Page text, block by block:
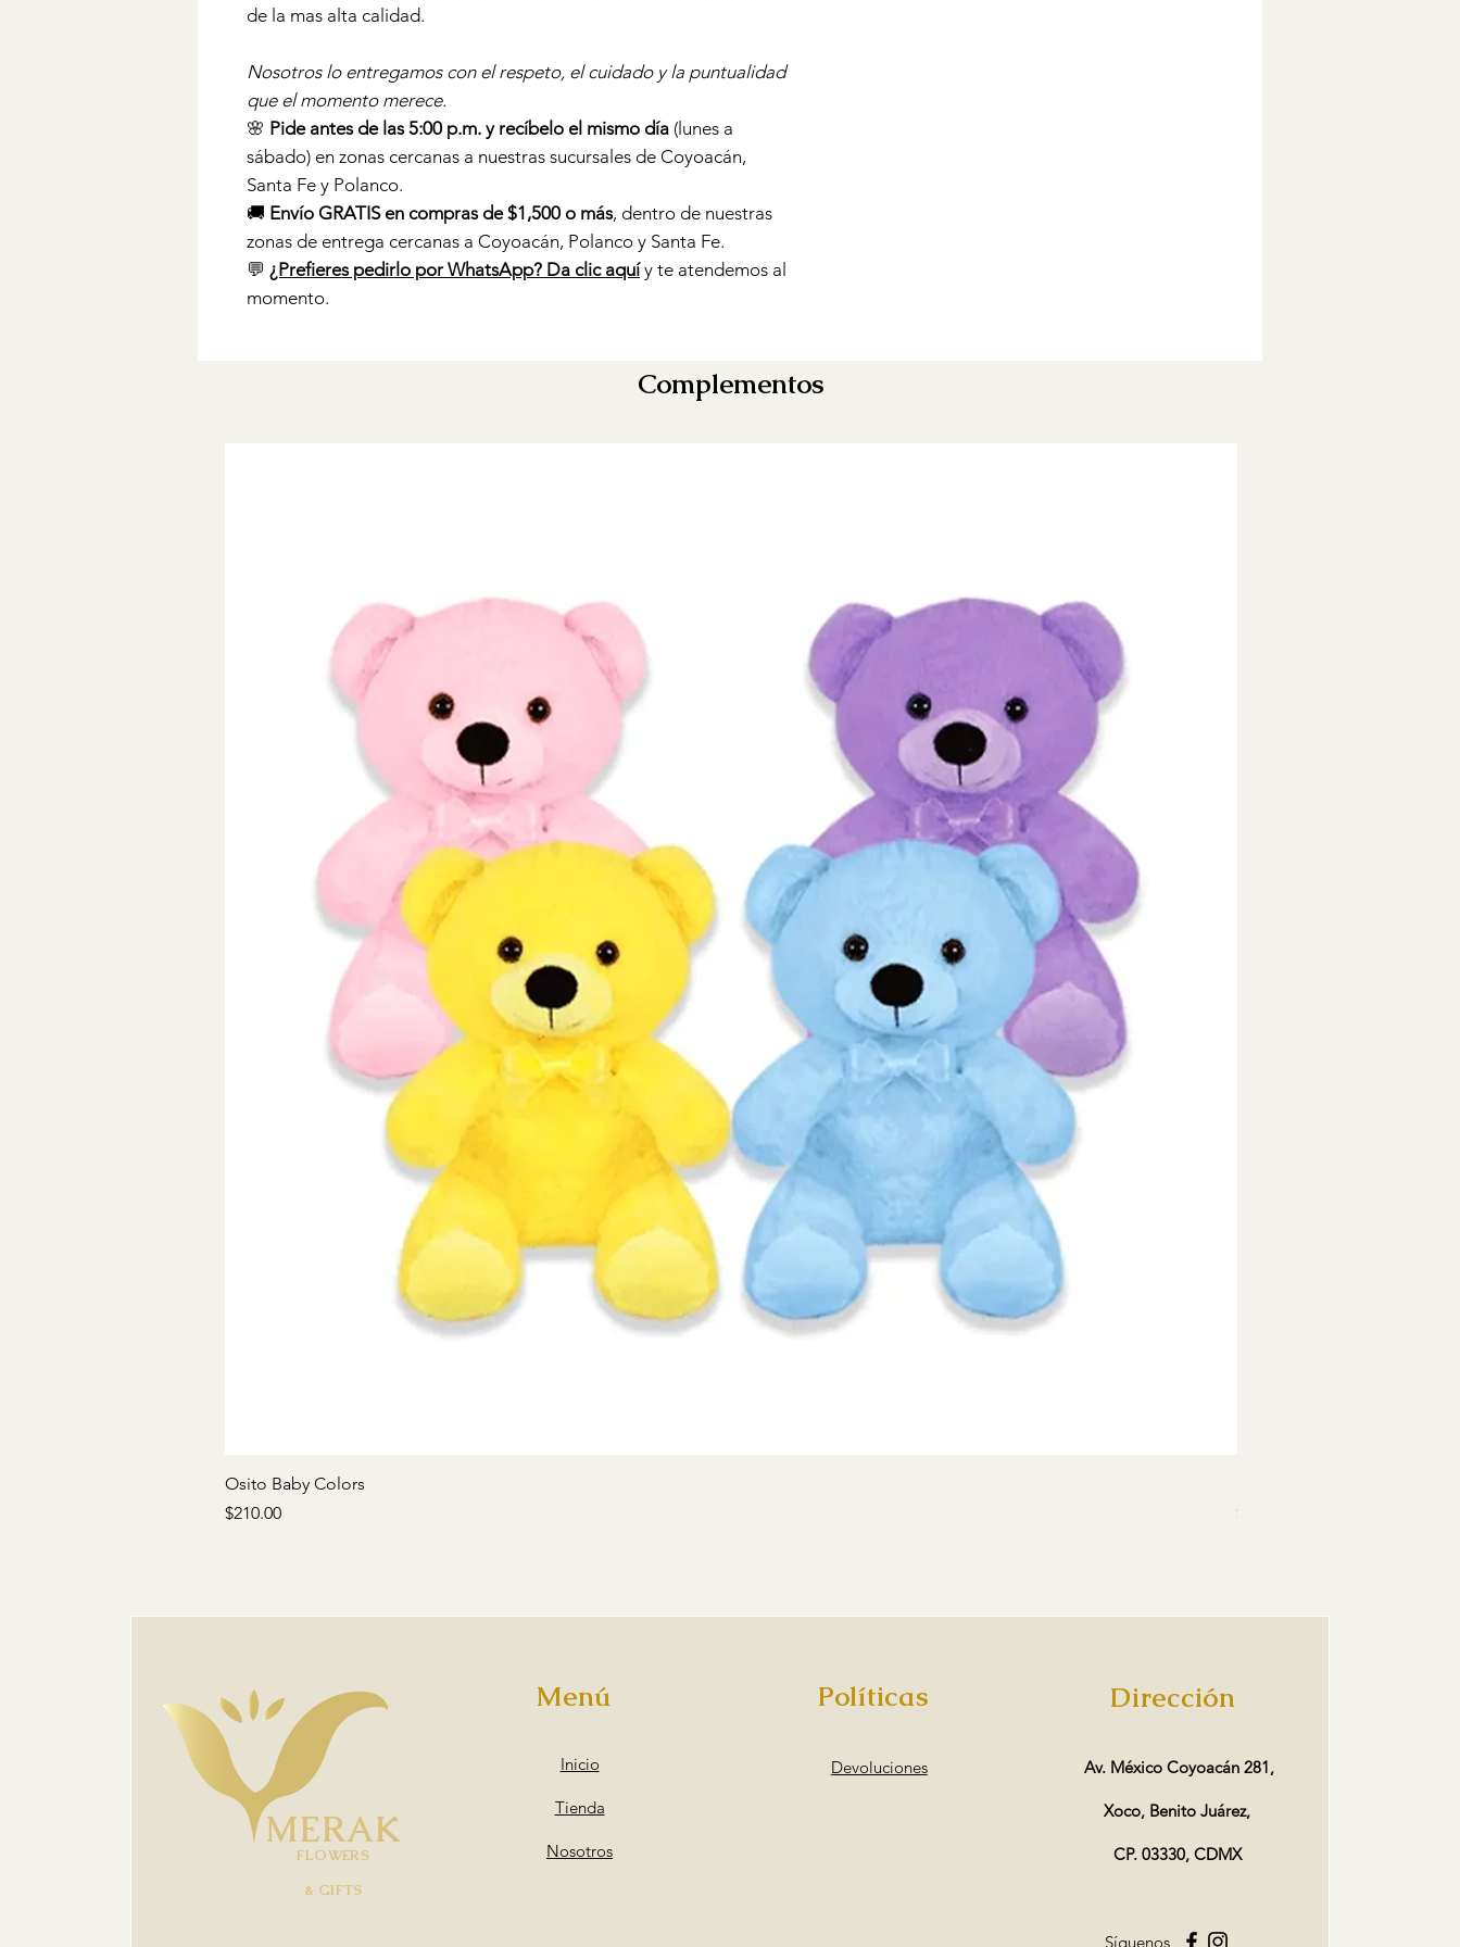
de la mas alta calidad.
Nosotros lo entregamos con el respeto, el cuidado y la puntualidad
que el momento merece.
🌸 Pide antes de las 5:00 p.m. y recíbelo el mismo día (lunes a
sábado) en zonas cercanas a nuestras sucursales de Coyoacán,
Santa Fe y Polanco.
🚚 Envío GRATIS en compras de $1,500 o más, dentro de nuestras
zonas de entrega cercanas a Coyoacán, Polanco y Santa Fe.
💬 ¿Prefieres pedirlo por WhatsApp? Da clic aquíy te atendemos al
momento.
Complementos
Osito Baby Colors
Precio
$210.00
Precio
$170.00
MERAK
FLOWERS
& GIFTS
Menú
Inicio
Tienda
Nosotros
Políticas
Devoluciones
Dirección
Av. México Coyoacán 281,
Xoco, Benito Juárez,
CP. 03330, CDMX
Síguenos